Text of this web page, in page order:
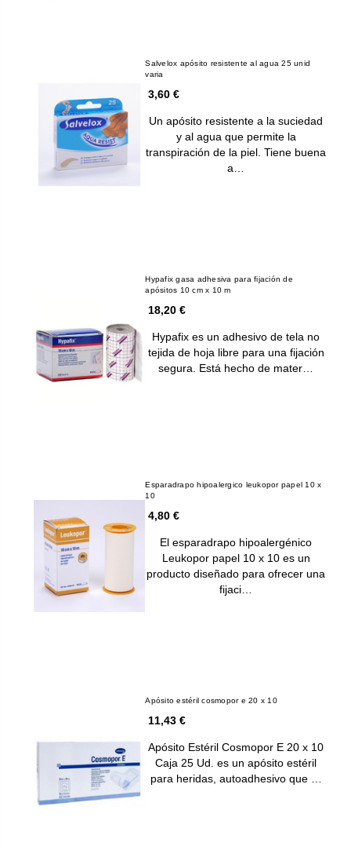
Salvelox apósito resistente al agua 25 unid
varia
3,60 €
Un apósito resistente a la suciedad
y al agua que permite la
transpiración de la piel. Tiene buena
a…
Hypafix gasa adhesiva para fijación de
apósitos 10 cm x 10 m
18,20 €
Hypafix es un adhesivo de tela no
tejida de hoja libre para una fijación
segura. Está hecho de mater…
Esparadrapo hipoalergico leukopor papel 10 x
10
4,80 €
El esparadrapo hipoalergénico
Leukopor papel 10 x 10 es un
producto diseñado para ofrecer una
fijaci…
Apósito estéril cosmopor e 20 x 10
11,43 €
Apósito Estéril Cosmopor E 20 x 10
Caja 25 Ud. es un apósito estéril
para heridas, autoadhesivo que …